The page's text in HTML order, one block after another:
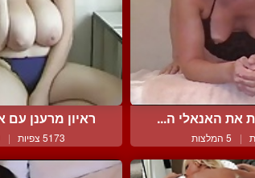
את האנאלי ה...
| 5 המלצות
ראיון מרענן
5173 צפיות |